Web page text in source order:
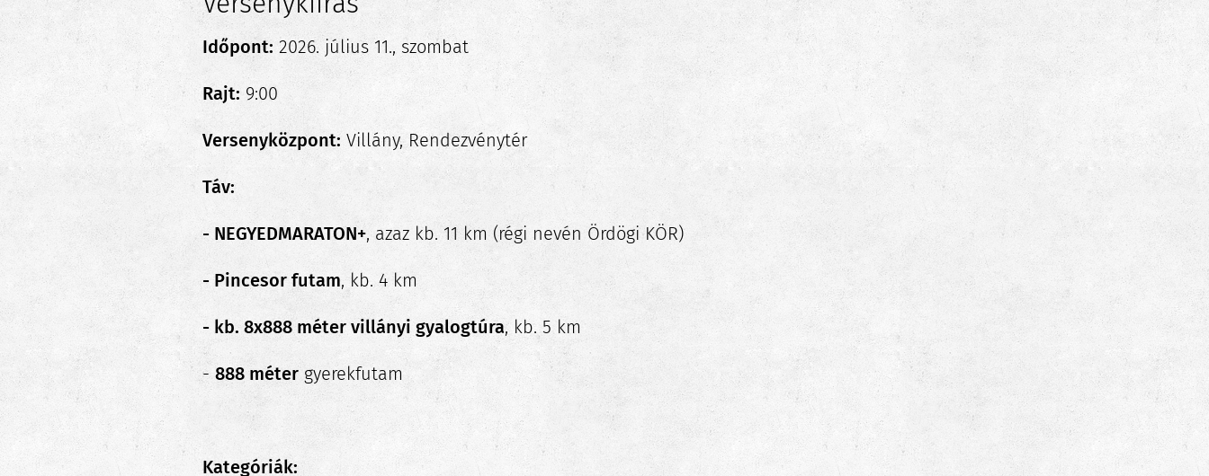
Időpont: 2026. július 11., szombat
Rajt: 9:00
Versenyközpont: Villány, Rendezvénytér
Táv:
- NEGYEDMARATON+, azaz kb. 11 km (régi nevén Ördögi KÖR)
- Pincesor futam, kb. 4 km
- kb. 8x888 méter villányi gyalogtúra, kb. 5 km
- 888 métergyerekfutam
Kategóriák: